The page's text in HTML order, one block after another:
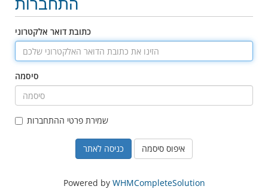
התחברות
כתובת דואר אלקטרוני
סיסמה
שמירת פרטי ההתחברות
איפוס סיסמה
Powered by WHMCompleteSolution